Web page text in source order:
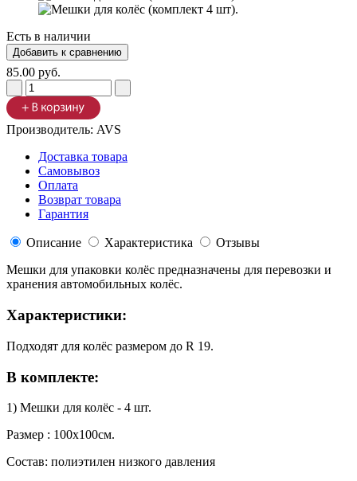
Есть в наличии
85.00 руб.
Производитель: AVS
Доставка товара
Самовывоз
Оплата
Возврат товара
Гарантия
Описание Характеристика
Отзывы
Мешки для упаковки колёс предназначены для перевозки и
хранения автомобильных колёс.
Характеристики:
Подходят для колёс размером до R 19.
В комплекте:
1) Мешки для колёс - 4 шт.
Размер : 100х100см.
Состав: полиэтилен низкого давления